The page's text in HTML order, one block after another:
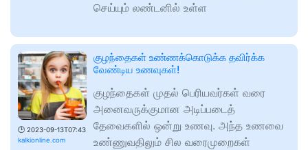
செய்யும் லண்டனில் உள்ள
🕑 2023-09-13T07:43
kalkionline.com
குழந்தைகள் உண்ணக்கொடுக்க தவிர்க்க
வேண்டிய உணவுகள்!
குழந்தைகள் முதல் பெரியவர்கள் வரை
அனைவருக்குமான அடிப்படைத்
தேவைகளில் ஒன்று உணவு. அந்த உணவை
உண்ணுவதிலும் சில வரைமுறைகள்